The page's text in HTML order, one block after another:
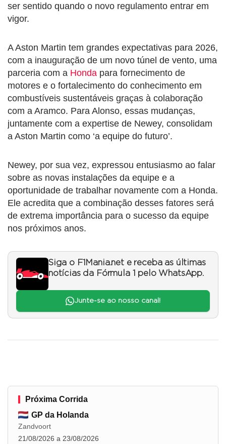
ser sentido quando o novo regulamento entrar em
vigor.
A Aston Martin tem grandes expectativas para 2026,
com a inauguração de um novo túnel de vento, uma
parceria com a Honda para fornecimento de
motores e o fortalecimento do conhecimento em
combustíveis sustentáveis graças à colaboração
com a Aramco. Para Alonso, essas mudanças,
juntamente com a expertise de Newey, consolidam
a Aston Martin como ‘a equipe do futuro’.
Newey, por sua vez, expressou entusiasmo ao falar
sobre as novas instalações da equipe e a
oportunidade de trabalhar novamente com a Honda.
Ele acredita que a combinação desses fatores será
de extrema importância para o sucesso da equipe
nos próximos anos.
Siga o F1Mania.net e receba as últimas
notícias da Fórmula 1 pelo WhatsApp.
Junte-se ao nosso canal!
Próxima Corrida
GP da Holanda
Zandvoort
21/08/2026 a 23/08/2026